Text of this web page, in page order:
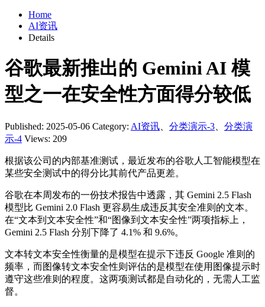
Home
AI资讯
Details
谷歌最新推出的 Gemini AI 模
型之一在安全性方面得分较低
Published: 2025-05-06 Category: AI资讯 分类演示-3
分类演
示-4 Views: 209
根据该公司的内部基准测试，最近发布的谷歌人工智能模型在
某些安全测试中的得分比其前代产品更差。
谷歌在本周发布的一份技术报告中透露，其 Gemini 2.5 Flash
模型比 Gemini 2.0 Flash 更容易生成违反其安全准则的文本。
在“文本到文本安全性”和“图像到文本安全性”两项指标上，
Gemini 2.5 Flash 分别下降了 4.1% 和 9.6%。
文本转文本安全性衡量的是模型在提示下违反 Google 准则的
频率，而图像转文本安全性则评估的是模型在使用图像提示时
遵守这些准则的程度。这两项测试都是自动化的，无需人工监
督。